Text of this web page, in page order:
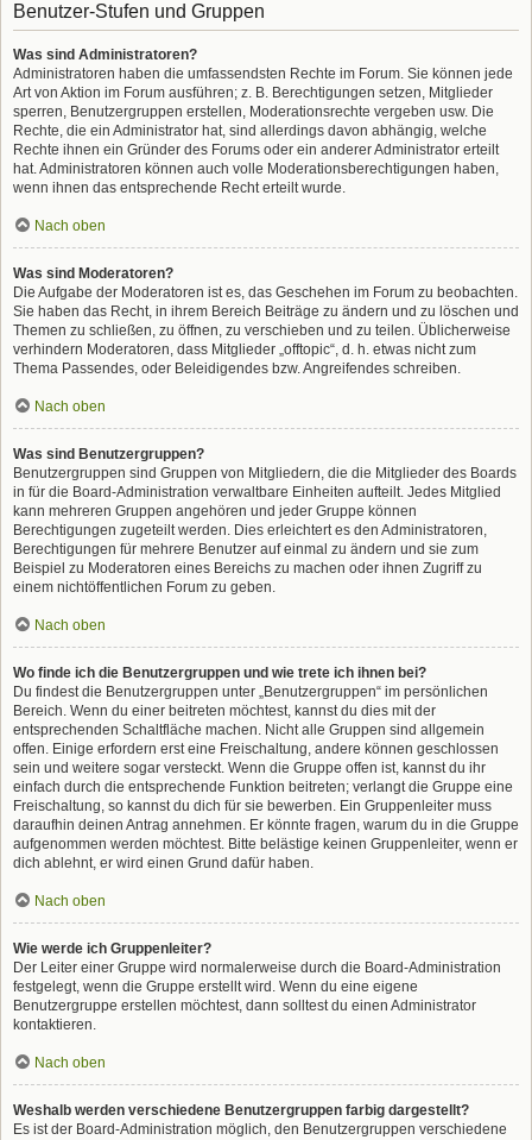
Benutzer-Stufen und Gruppen
Was sind Administratoren?
Administratoren haben die umfassendsten Rechte im Forum. Sie können jede
Art von Aktion im Forum ausführen; z. B. Berechtigungen setzen, Mitglieder
sperren, Benutzergruppen erstellen, Moderationsrechte vergeben usw. Die
Rechte, die ein Administrator hat, sind allerdings davon abhängig, welche
Rechte ihnen ein Gründer des Forums oder ein anderer Administrator erteilt
hat. Administratoren können auch volle Moderationsberechtigungen haben,
wenn ihnen das entsprechende Recht erteilt wurde.
Nach oben
Was sind Moderatoren?
Die Aufgabe der Moderatoren ist es, das Geschehen im Forum zu beobachten.
Sie haben das Recht, in ihrem Bereich Beiträge zu ändern und zu löschen und
Themen zu schließen, zu öffnen, zu verschieben und zu teilen. Üblicherweise
verhindern Moderatoren, dass Mitglieder „offtopic“, d. h. etwas nicht zum
Thema Passendes, oder Beleidigendes bzw. Angreifendes schreiben.
Nach oben
Was sind Benutzergruppen?
Benutzergruppen sind Gruppen von Mitgliedern, die die Mitglieder des Boards
in für die Board-Administration verwaltbare Einheiten aufteilt. Jedes Mitglied
kann mehreren Gruppen angehören und jeder Gruppe können
Berechtigungen zugeteilt werden. Dies erleichtert es den Administratoren,
Berechtigungen für mehrere Benutzer auf einmal zu ändern und sie zum
Beispiel zu Moderatoren eines Bereichs zu machen oder ihnen Zugriff zu
einem nichtöffentlichen Forum zu geben.
Nach oben
Wo finde ich die Benutzergruppen und wie trete ich ihnen bei?
Du findest die Benutzergruppen unter „Benutzergruppen“ im persönlichen
Bereich. Wenn du einer beitreten möchtest, kannst du dies mit der
entsprechenden Schaltfläche machen. Nicht alle Gruppen sind allgemein
offen. Einige erfordern erst eine Freischaltung, andere können geschlossen
sein und weitere sogar versteckt. Wenn die Gruppe offen ist, kannst du ihr
einfach durch die entsprechende Funktion beitreten; verlangt die Gruppe eine
Freischaltung, so kannst du dich für sie bewerben. Ein Gruppenleiter muss
daraufhin deinen Antrag annehmen. Er könnte fragen, warum du in die Gruppe
aufgenommen werden möchtest. Bitte belästige keinen Gruppenleiter, wenn er
dich ablehnt, er wird einen Grund dafür haben.
Nach oben
Wie werde ich Gruppenleiter?
Der Leiter einer Gruppe wird normalerweise durch die Board-Administration
festgelegt, wenn die Gruppe erstellt wird. Wenn du eine eigene
Benutzergruppe erstellen möchtest, dann solltest du einen Administrator
kontaktieren.
Nach oben
Weshalb werden verschiedene Benutzergruppen farbig dargestellt?
Es ist der Board-Administration möglich, den Benutzergruppen verschiedene